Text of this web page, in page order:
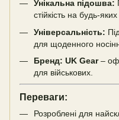
Унікальна підошва:
стійкість на будь-
Універсальність:
для щоденного
Бренд: UK Gear–
для військових.
Переваги:
Розроблені для